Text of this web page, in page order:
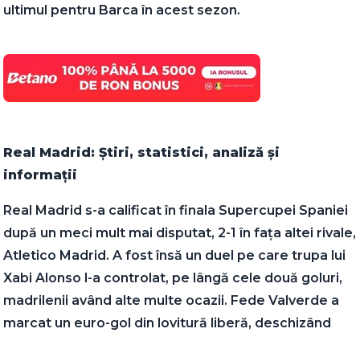
ultimul pentru Barca în acest sezon.
Real Madrid: Știri, statistici, analiză și
informații
Real Madrid s-a calificat în finala Supercupei Spaniei
după un meci mult mai disputat, 2-1 în fața altei rivale,
Atletico Madrid. A fost însă un duel pe care trupa lui
Xabi Alonso l-a controlat, pe lângă cele două goluri,
madrilenii având alte multe ocazii. Fede Valverde a
marcat un euro-gol din lovitură liberă, deschizând